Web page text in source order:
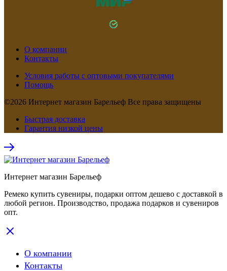
О компании
Контакты
Условия работы с оптовыми покупателями
Помощь
©2026 Интернет магазин Барельеф Все права защищены
Быстрая доставка
Гарантия низкой цены
Интернет магазин Барельеф
Ремеко купить сувениры, подарки оптом дешево с доставкой в
любой регион. Производство, продажа подарков и сувениров
опт.
О компании
Контакты